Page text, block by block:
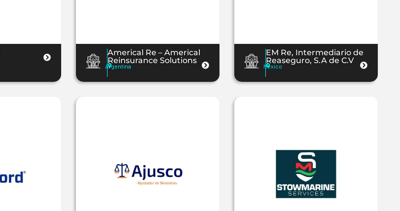
Americal Re – Americal
Reinsurance Solutions
Argentina
EM Re, Intermediario de
Reaseguro, S.A de C.V
México